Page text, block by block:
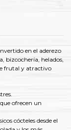
en el aderezo
bizcochería, helados,
frutal y atractivo
ofrecen un
cócteles desde el